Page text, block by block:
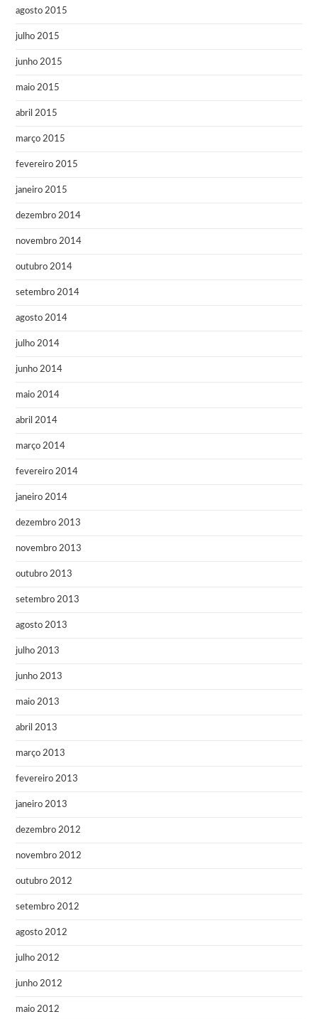
agosto 2015
julho 2015
junho 2015
maio 2015
abril 2015
março 2015
fevereiro 2015
janeiro 2015
dezembro 2014
novembro 2014
outubro 2014
setembro 2014
agosto 2014
julho 2014
junho 2014
maio 2014
abril 2014
março 2014
fevereiro 2014
janeiro 2014
dezembro 2013
novembro 2013
outubro 2013
setembro 2013
agosto 2013
julho 2013
junho 2013
maio 2013
abril 2013
março 2013
fevereiro 2013
janeiro 2013
dezembro 2012
novembro 2012
outubro 2012
setembro 2012
agosto 2012
julho 2012
junho 2012
maio 2012